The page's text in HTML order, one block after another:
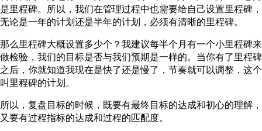
是里程碑。所以，我们在管理过程中也需要给自己设置里程碑，
无论是一年的计划还是半年的计划，必须有清晰的里程碑。
那么里程碑大概设置多少个？我建议每半个月有一个小里程碑来
做检验，我们的目标是否与我们预期是一样的。当你有了里程碑
之后，你就知道我现在是快了还是慢了，节奏就可以调整，这个
叫里程碑的计划。
所以，复盘目标的时候，既要有最终目标的达成和初心的理解，
又要有过程指标的达成和过程的匹配度。